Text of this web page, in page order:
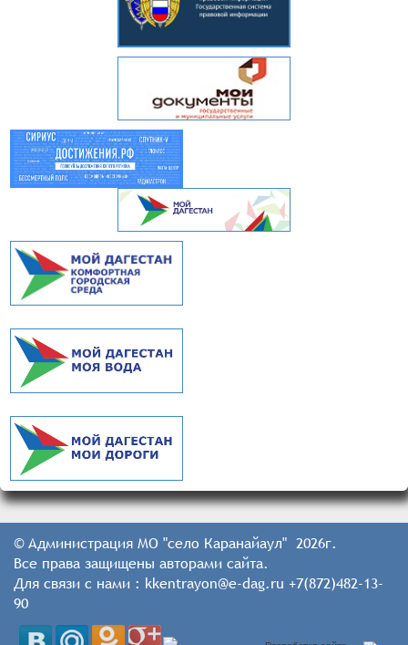
© Администрация МО "село Каранайаул" 2026г.
Все права защищены авторами сайта.
Для связи с нами : kkentrayon@e-dag.ru +7(872)482-13-
90